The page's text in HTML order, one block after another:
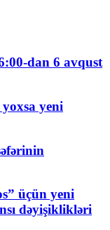
dan 6 avqust
yeni
üçün yeni
dəyişiklikləri